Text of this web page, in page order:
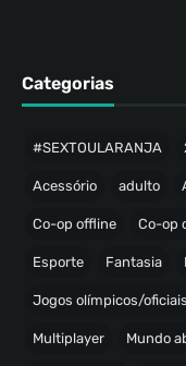
Categorias
#SEXTOULARANJA
Acessório adulto
Co-op offline Co-op
Esporte Fantasia
Jogos olímpicos/oficiais
Multiplayer Mundo